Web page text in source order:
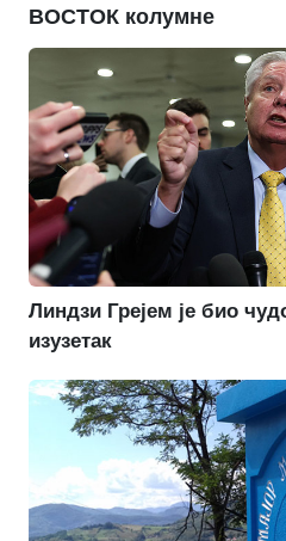
ВОСТОК колумне
Линдзи Грејем је био
изузетак